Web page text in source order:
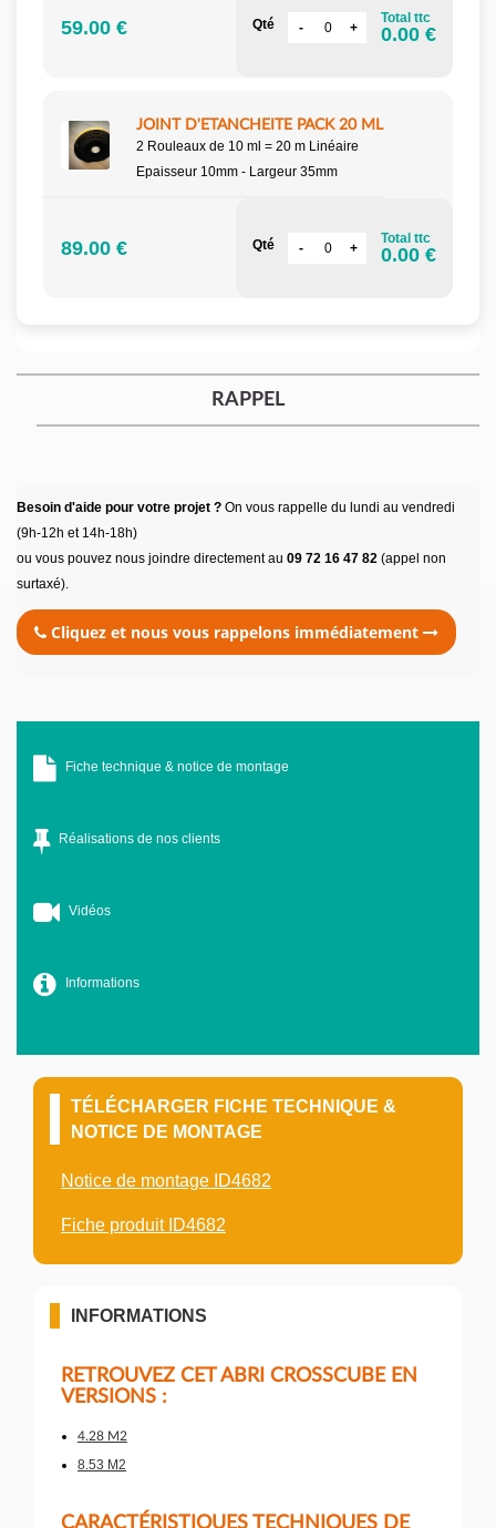
59.00 € Qté Total ttc
0.00 €
JOINT D'ETANCHEITE PACK 20 ML
2 Rouleaux de 10 ml = 20 m Linéaire
Epaisseur 10mm - Largeur 35mm
89.00 € Qté Total ttc
0.00 €
RAPPEL
Besoin d'aide pour votre projet ? On vous rappelle du lundi au vendredi
(9h-12h et 14h-18h)
ou vous pouvez nous joindre directement au 09 72 16 47 82 (appel non
surtaxé).
Cliquez et nous vous rappelons immédiatement
Fiche technique & notice de montage
Réalisations de nos clients
Vidéos
Informations
TÉLÉCHARGER FICHE TECHNIQUE &
NOTICE DE MONTAGE
Notice de montage ID4682
Fiche produit ID4682
INFORMATIONS
RETROUVEZ CET ABRI CROSSCUBE EN
VERSIONS :
4.28 M2
8.53 M2
CARACTÉRISTIQUES TECHNIQUES DE